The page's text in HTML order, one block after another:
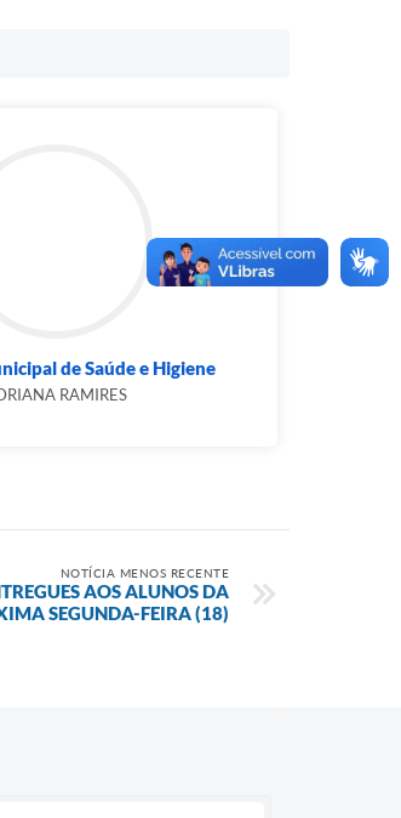
de Saúde e Higiene
RAMIRES
NOTÍCIA MENOS RECENTE
AOS ALUNOS DA
SEGUNDA-FEIRA (18)